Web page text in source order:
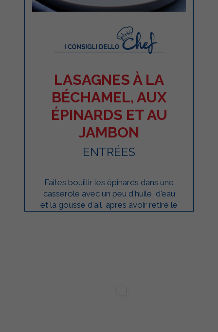
LASAGNES À LA
BÉCHAMEL, AUX
ÉPINARDS ET AU
JAMBON
ENTRÉES
Faites bouillir les épinards dans une
casserole avec un peu d'huile, d'eau
et la gousse d'ail, après avoir retiré le